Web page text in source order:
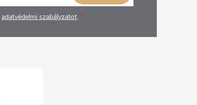
adatvédelmi szabályzatot.